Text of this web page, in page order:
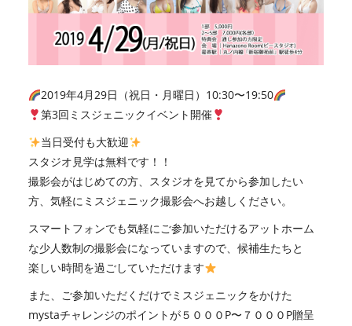
2019年4月29日（祝日・月曜日）10:30〜19:50
第3回ミスジェニックイベント開催
当日受付も大歓迎
スタジオ見学は無料です！！
撮影会がはじめての方、スタジオを見てから参加したい
方、気軽にミスジェニック撮影会へお越しください。
スマートフォンでも気軽にご参加いただけるアットホーム
な少人数制の撮影会になっていますので、候補生たちと
楽しい時間を過ごしていただけます
また、ご参加いただくだけでミスジェニックをかけた
mystaチャレンジのポイントが５０００P〜７０００P贈呈